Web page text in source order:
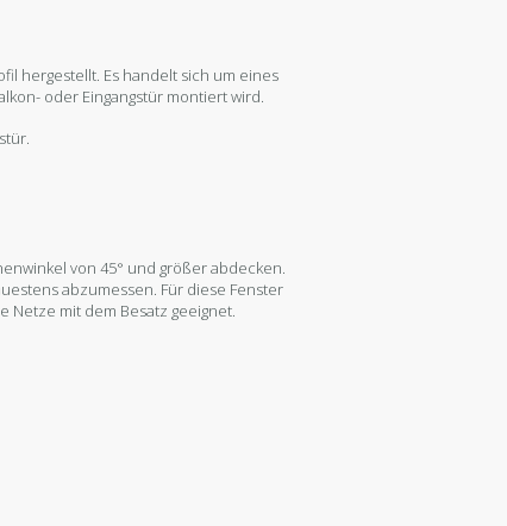
hergestellt. Es handelt sich um eines
oder Eingangstür montiert wird.
von 45° und größer abdecken.
abzumessen. Für diese Fenster
Netze mit dem Besatz geeignet.